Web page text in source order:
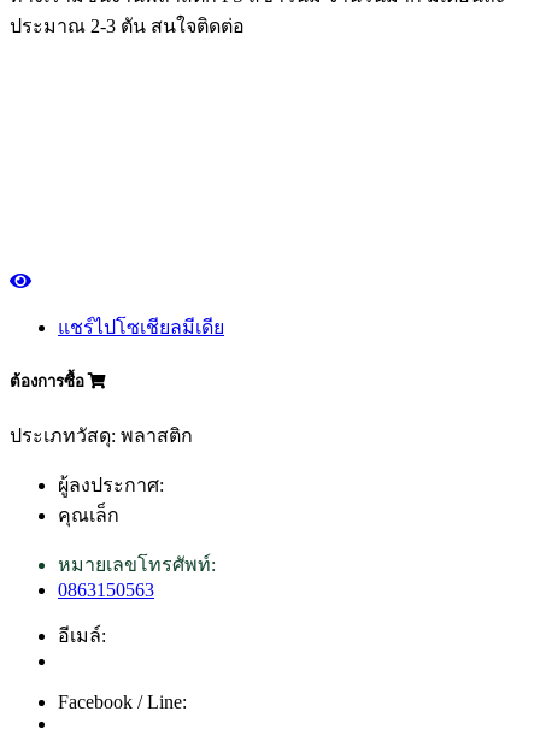
ประมาณ 2-3 ตัน สนใจติดต่อ
แชร์ไปโซเชียลมีเดีย
ต้องการซื้อ
ประเภทวัสดุ: พลาสติก
ผู้ลงประกาศ:
คุณเล็ก
หมายเลขโทรศัพท์:
0863150563
อีเมล์:
Facebook / Line: